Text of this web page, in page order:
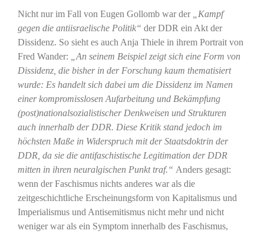
Nicht nur im Fall von Eugen Gollomb war der
„Kampf
gegen die antiisraelische Politik“ der DDR ein Akt der
Dissidenz. So sieht es auch Anja Thiele in ihrem Portrait von
Fred Wander:
„An seinem Beispiel zeigt sich eine Form von
Dissidenz, die bisher in der Forschung kaum thematisiert
wurde: Es handelt sich dabei um die Dissidenz im Namen
einer kompromisslosen Aufarbeitung und Bekämpfung
(post)nationalsozialistischer Denkweisen und Strukturen
auch innerhalb der DDR. Diese Kritik stand jedoch im
höchsten Maße in Widerspruch mit der Staatsdoktrin der
DDR, da sie die antifaschistische Legitimation der DDR
mitten in ihren neuralgischen Punkt traf.“ Anders gesagt:
wenn der Faschismus nichts anderes war als die
zeitgeschichtliche Erscheinungsform von Kapitalismus und
Imperialismus und Antisemitismus nicht mehr und nicht
weniger war als ein Symptom innerhalb des Faschismus,